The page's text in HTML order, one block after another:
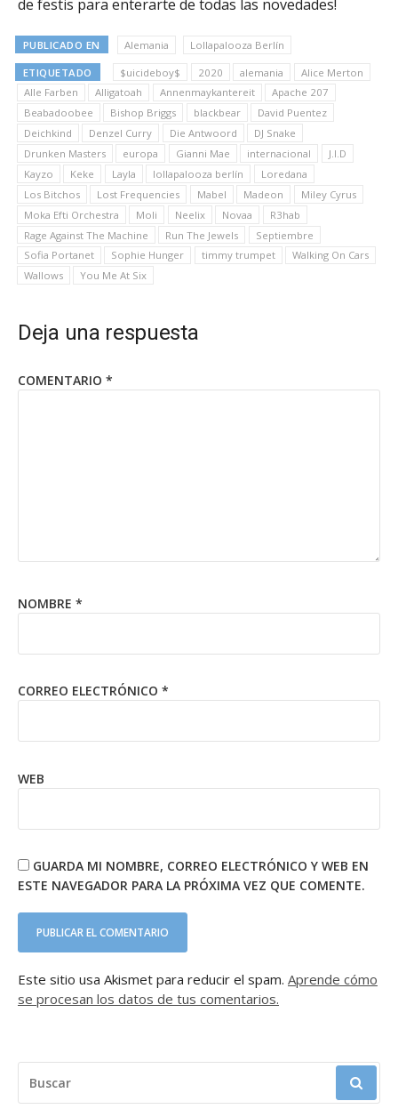
de festis para enterarte de todas las novedades!
PUBLICADO EN Alemania Lollapalooza Berlín
ETIQUETADO $uicideboy$ 2020 alemania
Alice Merton
Alle Farben
Alligatoah Annenmaykantereit
Apache 207
Beabadoobee
Bishop Briggs blackbear
David Puentez
Deichkind
Denzel Curry Die Antwoord
DJ Snake
Drunken Masters
europa Gianni Mae internacional
J.I.D
Kayzo
Keke Layla lollapalooza berlín
Loredana
Los Bitchos
Lost Frequencies Mabel Madeon
Miley Cyrus
Moka Efti Orchestra
Moli Neelix Novaa
R3hab
Rage Against The Machine
Run The Jewels
Septiembre
Sofia Portanet
Sophie Hunger timmy trumpet
Walking On Cars
Wallows
You Me At Six
Deja una respuesta
COMENTARIO *
NOMBRE *
CORREO ELECTRÓNICO *
WEB
GUARDA MI NOMBRE, CORREO ELECTRÓNICO Y WEB EN
ESTE NAVEGADOR PARA LA PRÓXIMA VEZ QUE COMENTE.
Este sitio usa Akismet para reducir el spam. Aprende cómo
se procesan los datos de tus comentarios.